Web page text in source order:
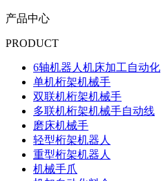
产品中心
PRODUCT
6轴机器人机床加工自动化
单机桁架机械手
双联机桁架机械手
多联机桁架机械手自动线
磨床机械手
轻型桁架机器人
重型桁架机器人
机械手爪